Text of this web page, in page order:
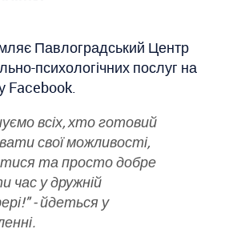
Павлоградський Центр
психологічних послуг на
Facebook.
всіх, хто готовий
свої можливості,
та просто добре
час у дружній
- йдеться у